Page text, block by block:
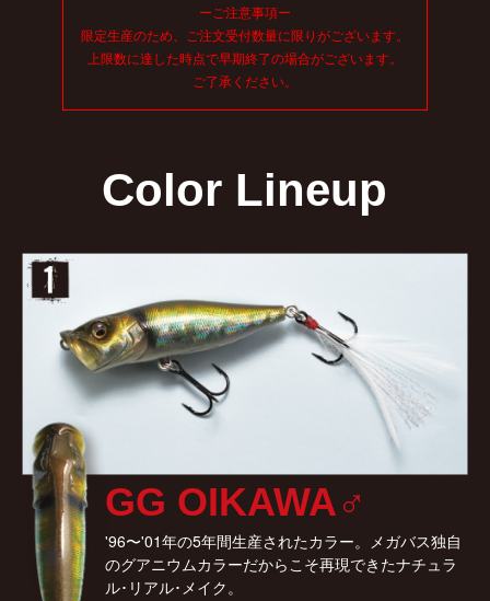
ーご注意事項ー
限定生産のため、ご注文受付数量に限りがございます。
上限数に達した時点で早期終了の場合がございます。
ご了承ください。
Color Lineup
GG OIKAWA♂
'96〜'01年の5年間生産されたカラー。メガバス独自
のグアニウムカラーだからこそ再現できたナチュラ
ル･リアル･メイク。